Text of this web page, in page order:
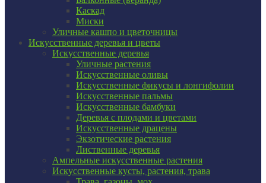
Каскад
Миски
Уличные кашпо и цветочницы
Искусственные деревья и цветы
Искусственные деревья
Уличные растения
Искусственные оливы
Искусственные фикусы и лонгифолии
Искусственные пальмы
Искусственные бамбуки
Деревья с плодами и цветами
Искусственные драцены
Экзотические растения
Лиственные деревья
Ампельные искусственные растения
Искусственные кусты, растения, трава